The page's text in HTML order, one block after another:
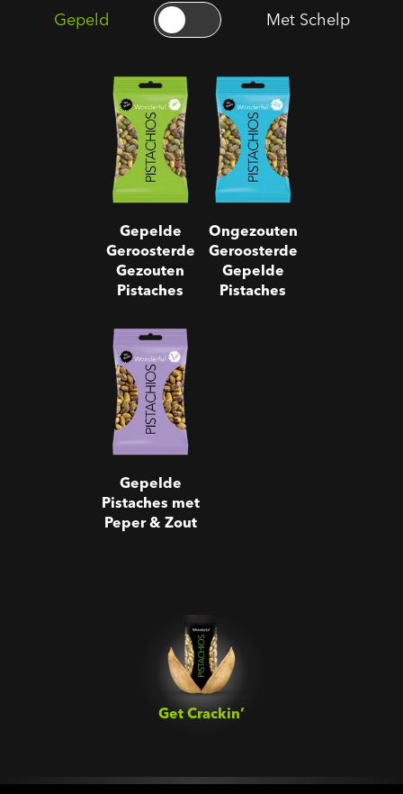
Gepeld Met Schelp
Gepelde
Geroosterde
Gezouten
Pistaches
Gepelde
Geroosterde
Gezouten
Pistaches
Ongezouten
Geroosterde
Gepelde
Pistaches
Ongezouten
Geroosterde
Gepelde
Pistaches
Gepelde
Pistaches met
Peper & Zout
Gepelde
Pistaches met
Peper & Zout
Get Crackin’‎